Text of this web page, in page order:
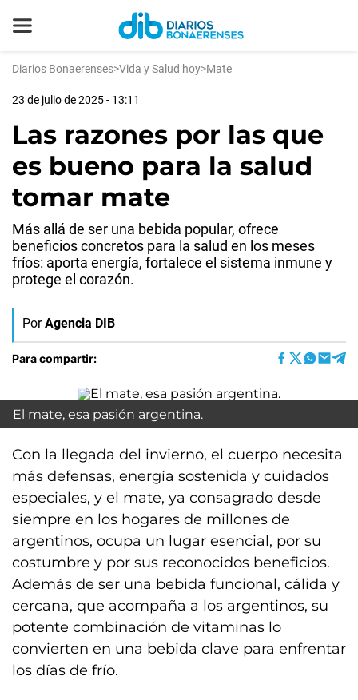
Diarios Bonaerenses>Vida y Salud hoy>Mate
23 de julio de 2025 - 13:11
Las razones por las que
es bueno para la salud
tomar mate
Más allá de ser una bebida popular, ofrece
beneficios concretos para la salud en los meses
fríos: aporta energía, fortalece el sistema inmune y
protege el corazón.
Por Agencia DIB
Para compartir:
El mate, esa pasión argentina.
Con la llegada del invierno, el cuerpo necesita
más defensas, energía sostenida y cuidados
especiales, y el mate, ya consagrado desde
siempre en los hogares de millones de
argentinos, ocupa un lugar esencial, por su
costumbre y por sus reconocidos beneficios.
Además de ser una bebida funcional, cálida y
cercana, que acompaña a los argentinos, su
potente combinación de vitaminas lo
convierten en una bebida clave para enfrentar
los días de frío.